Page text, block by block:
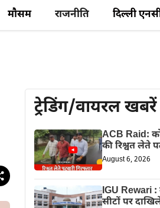
मौसम राजनीति दिल्ली
ट्रेडिंग/वायरल खबरें
ACB Raid:
की रिश्वत लेते
August 6, 2026
IGU Rewari
सीटों पर